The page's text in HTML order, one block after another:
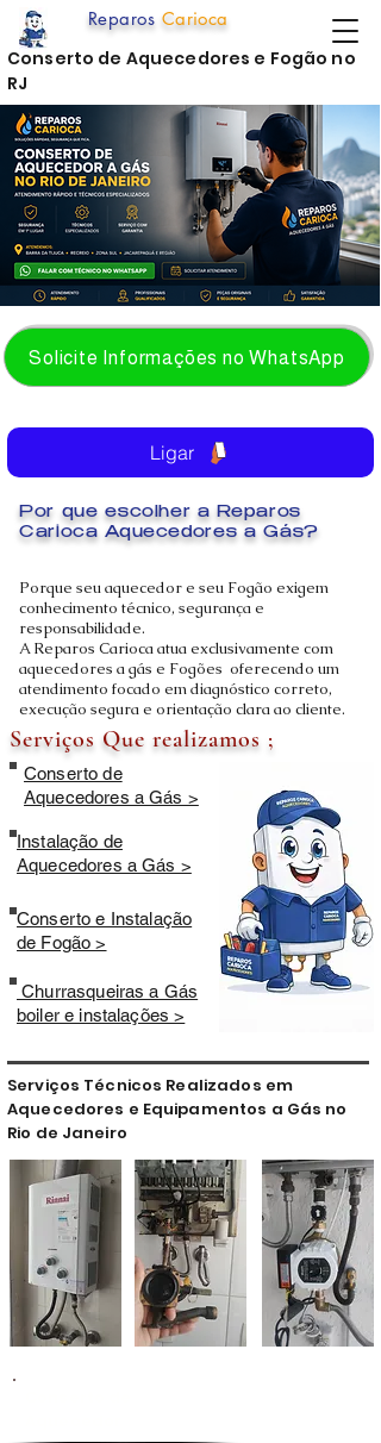
Solicite Informações no WhatsApp
Porque seu aquecedor e seu Fogão exigem
conhecimento técnico, segurança e
responsabilidade.
A Reparos Carioca atua exclusivamente com
aquecedores a gás e Fogões oferecendo um
atendimento focado em diagnóstico correto,
execução segura e orientação clara ao cliente.
Reparos Carioca
Por que escolher a Reparos
Carioca Aquecedores a Gás?
Serviços Que realizamos ;
Conserto de
Aquecedores a Gás >
Instalação de
Aquecedores a Gás >
Conserto e Instalação
de Fogão >
Churrasqueiras a Gás
boiler e instalações >
Ligar
Conserto de Aquecedores e Fogão no
RJ
Serviços Técnicos Realizados em
Aquecedores e Equipamentos a Gás no
Rio de Janeiro